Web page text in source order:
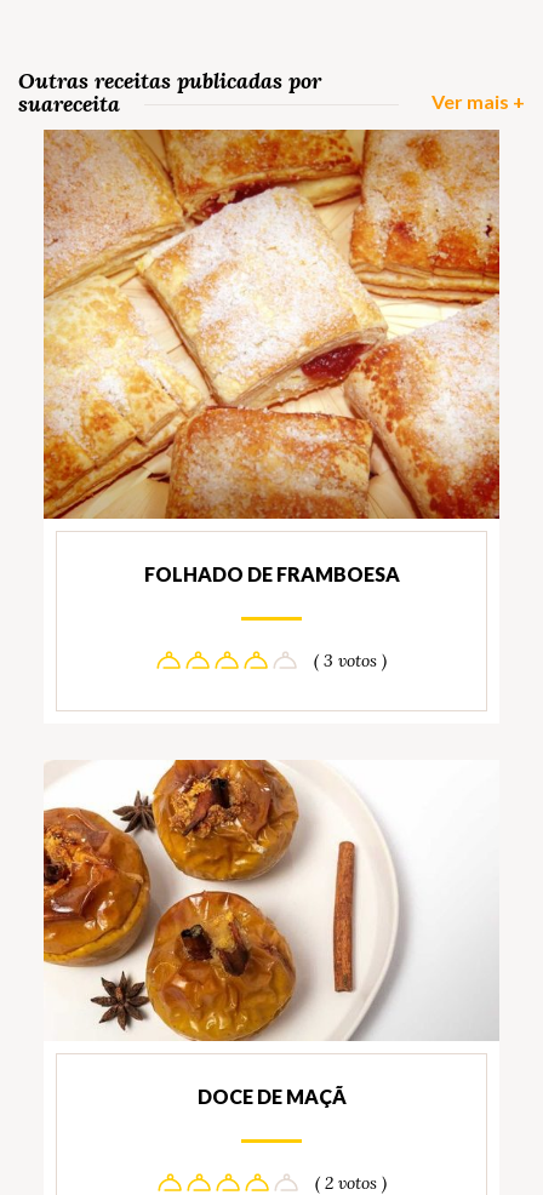
Outras receitas publicadas por
suareceita
Ver mais +
FOLHADO DE FRAMBOESA
( 3 votos )
DOCE DE MAÇÃ
( 2 votos )